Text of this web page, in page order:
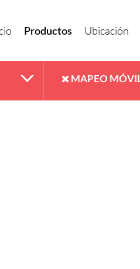
Productos Ubicación
MAPEO